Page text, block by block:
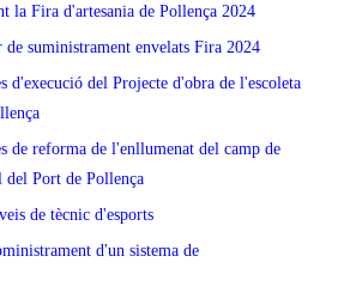
la Fira d'artesania de Pollença 2024
de suministrament envelats Fira 2024
d'execució del Projecte d'obra de l'escoleta
de reforma de l'enllumenat del camp de
Port de Pollença
de tècnic d'esports
d'un sistema de